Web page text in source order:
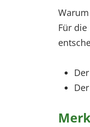
Für